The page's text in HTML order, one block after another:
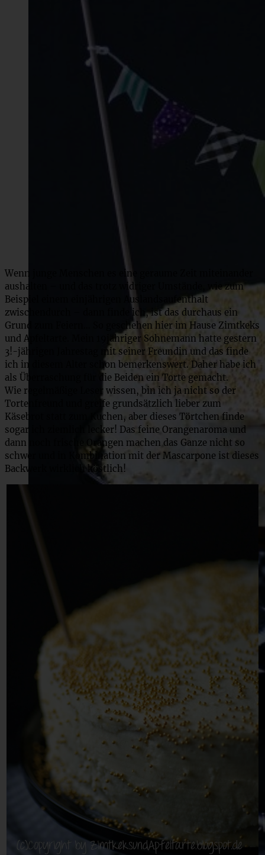
Wenn junge Menschen es eine geraume Zeit miteinander
aushalten – und das trotz widriger Umstände, wie zum
Beispiel einem einjährigen Auslandsaufenthalt
zwischendurch – dann finde ich, ist das durchaus ein
Grund zum Feiern… So geschehen hier im Hause Zimtkeks
und Apfeltarte.
Mein 19jähriger Sohnemann hatte gestern
3!-jährigen Jahrestag mit seiner Freundin und das finde
ich in diesem Alter schon bemerkenswert. Daher habe ich
als Überraschung für die Beiden ein Torte gemacht.
Wie regelmäßige Leser wissen, bin ich ja nicht so der
Tortenfreund und greife grundsätzlich lieber zum
Käsebrot statt zum Kuchen, aber dieses Törtchen finde
sogar ich ziemlich lecker! Das feine Orangenaroma und
dann noch frische Orangen machen das Ganze nicht so
schwer und in Kombination mit der Mascarpone ist dieses
Backwerk wirklich köstlich!